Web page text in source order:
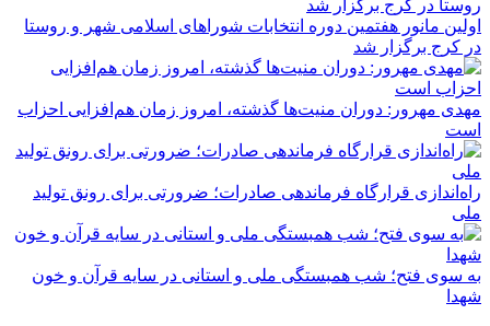
اولین مانور هفتمین دوره انتخابات شوراهای اسلامی شهر و روستا
در کرج برگزار شد
مهدی مهرور: دوران منیت‌ها گذشته، امروز زمان هم‌افزایی احزاب
است
راه‌اندازی قرارگاه فرماندهی صادرات؛ ضرورتی برای رونق تولید
ملی
به سوی فتح؛ شب همبستگی ملی و استانی در سایه قرآن و خون
شهدا